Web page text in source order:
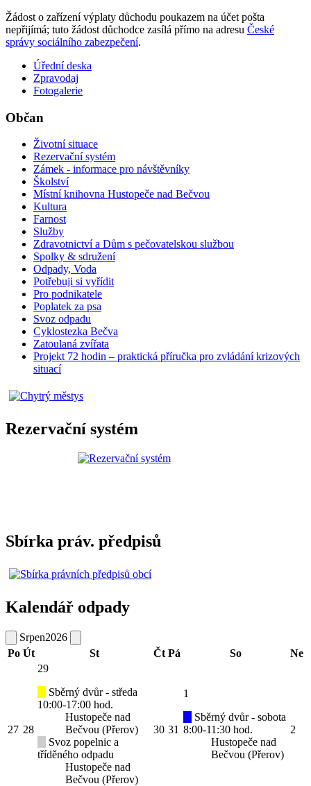
Žádost o zařízení výplaty důchodu poukazem na účet pošta
nepřijímá; tuto žádost důchodce zasílá přímo na adresu České
správy sociálního zabezpečení.
Úřední deska
Zpravodaj
Fotogalerie
Občan
Životní situace
Rezervační systém
Zámek - informace pro návštěvníky
Školství
Místní knihovna Hustopeče nad Bečvou
Kultura
Farnost
Služby
Zdravotnictví a Dům s pečovatelskou službou
Spolky & sdružení
Odpady, Voda
Potřebuji si vyřídit
Pro podnikatele
Poplatek za psa
Svoz odpadu
Cyklostezka Bečva
Zatoulaná zvířata
Projekt 72 hodin – praktická příručka pro zvládání krizových
situací
Rezervační systém
Sbírka práv. předpisů
Kalendář odpady
Srpen2026
Po Út St Čt Pá So Ne
27 28
29
Sběrný dvůr - středa
10:00-17:00 hod.
Hustopeče nad
Bečvou (Přerov)
Svoz popelnic a
tříděného odpadu
Hustopeče nad
Bečvou (Přerov)
30 31
1
Sběrný dvůr - sobota
8:00-11:30 hod.
Hustopeče nad
Bečvou (Přerov)
2